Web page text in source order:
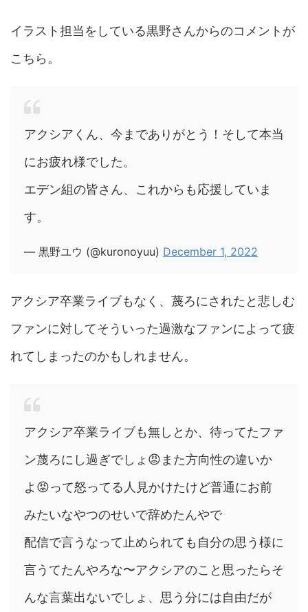
イラスト担当をしている黒野さんからのコメントが
こちら。
アクシアくん、今までありがとう！そして本当
にお疲れ様でした。
エデン組の皆さん、これからも応援していま
す。
— 黒野ユウ (@kuronoyuu) December 1, 2022
アクシア卒業ライブもなく、蔑ろにされたと悲しむ
ファンに対してそういった過激なファンによって疲
れてしまったのかもしれません。
アクシア卒業ライブも無しとか、待ってたファ
ン蔑ろにし過ぎでしょ😡また方向性の違いか
よ😡って怒ってる人見かけたけど普通にお前
みたいなやつのせいで辞めたんやで
配信で言うなって止められても自分の思う様に
言うてたんやろな〜アクシアのこと思ったらそ
んな言葉出ないでしょ、思う分には自由だが